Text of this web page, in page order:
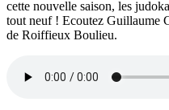
cette nouvelle saison, les
tout neuf ! Ecoutez Guillaume
de Roiffieux Boulieu.